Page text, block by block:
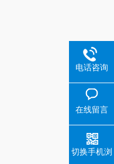
电话咨询
在线留言
切换手机浏